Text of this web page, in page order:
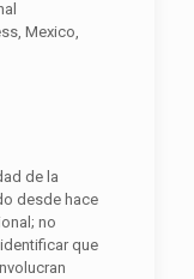
Mexico,
de la
desde hace
no
que